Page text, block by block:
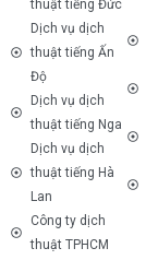
thuật tiếng Đức
Dịch vụ dịch
thuật tiếng Ấn
Độ
Dịch vụ dịch
thuật tiếng Nga
Dịch vụ dịch
thuật tiếng Hà
Lan
Công ty dịch
thuật TPHCM